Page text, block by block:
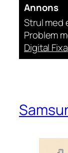
Annons
Strul med
Problem
Digital